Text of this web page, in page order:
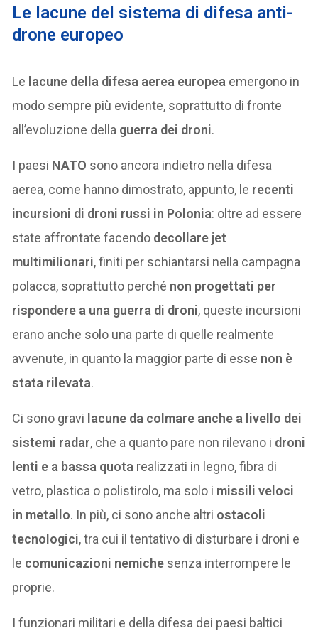
Le lacune del sistema di difesa anti-
drone europeo
Le lacune della difesa aerea europea emergono in
modo sempre più evidente, soprattutto di fronte
all’evoluzione della guerra dei droni.
I paesi NATO sono ancora indietro nella difesa
aerea, come hanno dimostrato, appunto, le recenti
incursioni di droni russi in Polonia: oltre ad essere
state affrontate facendo decollare jet
multimilionari, finiti per schiantarsi nella campagna
polacca, soprattutto perché non progettati per
rispondere a una guerra di droni, queste incursioni
erano anche solo una parte di quelle realmente
avvenute, in quanto la maggior parte di esse non è
stata rilevata.
Ci sono gravi lacune da colmare anche a livello dei
sistemi radar, che a quanto pare non rilevano i droni
lenti e a bassa quota realizzati in legno, fibra di
vetro, plastica o polistirolo, ma solo i missili veloci
in metallo. In più, ci sono anche altri ostacoli
tecnologici, tra cui il tentativo di disturbare i droni e
le comunicazioni nemiche senza interrompere le
proprie.
I funzionari militari e della difesa dei paesi baltici